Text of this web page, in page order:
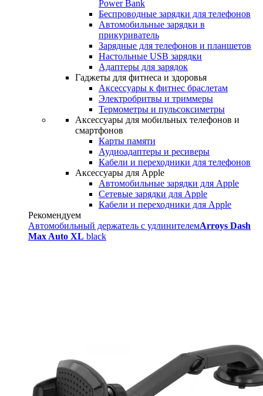
Power Bank
Беспроводные зарядки для телефонов
Автомобильные зарядки в
прикуриватель
Зарядные для телефонов и планшетов
Настольные USB зарядки
Адаптеры для зарядок
Гаджеты для фитнеса и здоровья
Аксессуары к фитнес браслетам
Электробритвы и триммеры
Термометры и пульсоксиметры
Аксессуары для мобильных телефонов и
смартфонов
Карты памяти
Аудиоадаптеры и ресиверы
Кабели и переходники для телефонов
Аксессуары для Apple
Автомобильные зарядки для Apple
Сетевые зарядки для Apple
Кабели и переходники для Apple
Рекомендуем
Автомобильный держатель с удлинителемArroys Dash
Max Auto XL black